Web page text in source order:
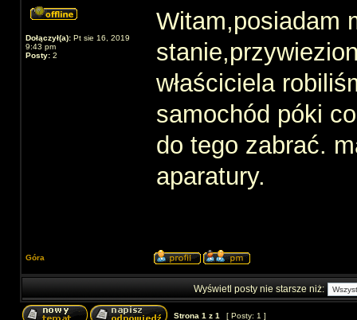
Dołączył(a): Pt sie 16, 2019
9:43 pm
Posty: 2
Witam,posiadam
właściciela
samochód póki
do tego zabrać.
aparatury.
Góra
Wyświetl posty nie starsze niż:
Strona 1 z 1 [ Posty: 1 ]